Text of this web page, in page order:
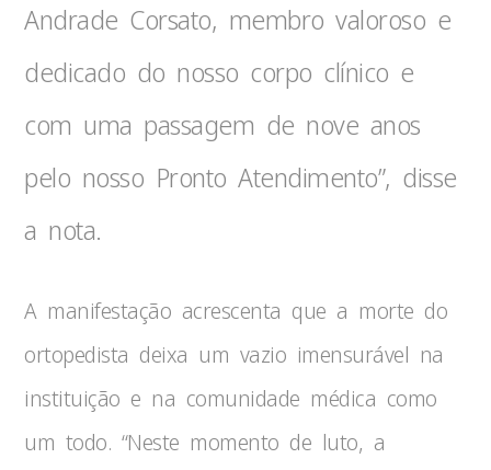
Andrade Corsato, membro valoroso e
dedicado do nosso corpo clínico e
com uma passagem de nove anos
pelo nosso Pronto Atendimento”, disse
a nota.
A manifestação acrescenta que a morte do
ortopedista deixa um vazio imensurável na
instituição e na comunidade médica como
um todo. “Neste momento de luto, a